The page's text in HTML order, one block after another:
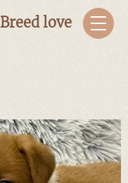
Breed love